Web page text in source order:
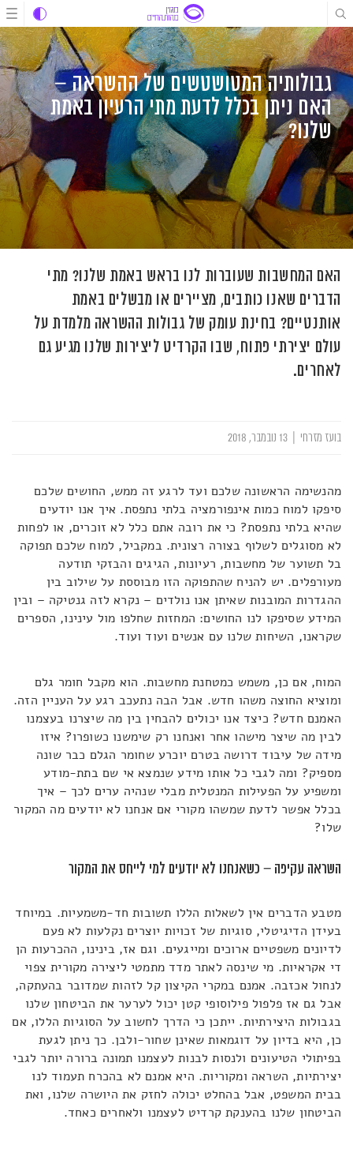
דלג
לתוכן
דלג
לתוכן
דלג
לניווט
גבולותיה המטושטשים של ההשראה –
האם ניתן בכלל לדעת מתי הרעיון באמת
שלנו?
האם המחשבות שעוברות לנו בראש באמת שלנו? מתי
הדברים שאנו כותבים, מציירים או מבשלים באמת
אותנטיים? בחינת עומק של גבולות ההשראה מלמדת על
עולם יצירתי פתוח, שבו הקרדיט ליצירות שלנו מגיע גם
לאחרים.
בועז מזרחי
מהנשימה הראשונה שלכם ועד לרגע זה ממש, החושים שלכם
סיפקו למוח כמות אינפורמציה בלתי נתפסת. איך אנו יודעים
שהיא בלתי נתפסת? כי את רובה אתם כלל לא זוכרים, או לפחות
לא מסוגלים לשלוף בצורה רצונית. במקביל, למוח שלכם תפוקה
בל תשוער של מחשבות, רעיונות, הגיגים והבזקי תודעה
מעורפלים. יש להניח שהתפוקה הזו מבוססת על שילוב בין
ההגדרות המובנות שאיתן אנו נולדים – נקרא לזה גנטיקה – ובין
המידע שסיפקו לנו החושים: המחזות שחלפו מול עינינו, הספרים
שקראנו, השיחות שלנו עם אנשים ועוד ועוד.
המוח, אם כן, משמש כמטחנת מחשבות. הוא מקבל חומר גלם
ומוציא החוצה משהו חדש. אבל הבה נתעכב רגע על העניין הזה.
האמנם חדש? כיצד אנו יכולים להבחין בין מה שיצרנו בעצמנו
לבין מה שיצר מישהו אחר ואנחנו רק שימשנו כשופרו? איזו
מידה של עיבוד דרושה בטרם יוכרע שחומר הגלם כבר שונה
מספיק? ומה לגבי כל אותו מידע שנמצא אי שם בתת-מודע
ומשפיע על הפעילות המנטלית מבלי שנהיה ערים לכך – איך
בכלל אפשר לדעת שמשהו מקורי אם אנחנו לא יודעים מה המקור
שלו?
השראה עקיפה – כשאנחנו לא יודעים למי לייחס את המקור
מטבע הדברים אין לשאלות הללו תשובות חד-משמעיות. במיוחד
בעידן הדיגיטלי, סוגיות של זכויות יוצרים נקלעות לא פעם
לדיונים משפטיים ארוכים ומייגעים. וגם אז, בינינו, ההכרעות הן
די אקראיות. מי שינסה לאתר מדד מתמטי ליצירה מקורית צפוי
לנחול אכזבה. אמנם במקרי הקיצון קל לזהות שמדובר בהעתקה,
אבל גם אז פלפול פילוסופי קטן יכול לערער את הביטחון שלנו
בגבולות היצירתיות. ייתכן כי הדרך לחשוב על הסוגיות הללו, אם
כן, היא בדיון על דוגמאות שאינן שחור-ולבן. כך ניתן לגעת
בפיתולי הטיעונים ולנסות לבנות לעצמנו תמונה ברורה יותר לגבי
יצירתיות, השראה ומקוריות. היא אמנם לא בהכרח תעמוד לנו
בבית המשפט, אבל בהחלט יכולה לחזק את היושרה שלנו, ואת
הביטחון שלנו בהענקת קרדיט לעצמנו ולאחרים כאחד.